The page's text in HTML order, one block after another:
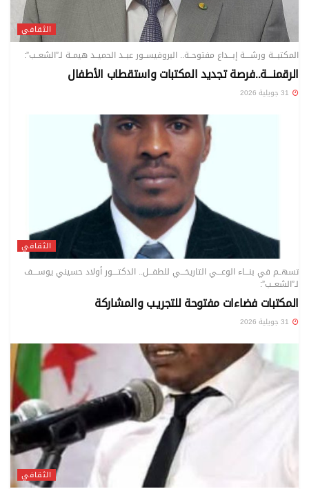
الثقافي
المكتبـــة ورشــــة إبـــداع مفتوحــة.. البروفيســور عبــد الحميــد هيمــة لـ”الشعــب”:
الرقمنـــة..فرصة تجديد المكتبات واستقطاب الأطفال
الثقافي
تسهــم في بنـــاء الوعـــي التاريخـــي للطفـــل.. الدكتــــور أولاد حسيني يوســــف
لـ”الشعــب”:
المكتبات فضاءات مفتوحة للتجريـب والمشاركة
الثقافي